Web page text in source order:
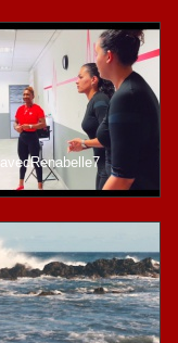
avecRenabelle7